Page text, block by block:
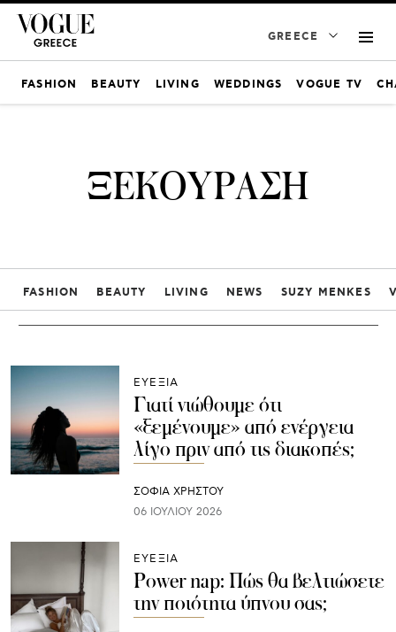
GREECE
FASHION BEAUTY LIVING WEDDINGS VOGUE TV
ΞΕΚΟΥΡΑΣΗ
FASHION BEAUTY LIVING NEWS SUZY MENKES
ΕΥΕΞΙΑ
Γιατί νιώθουμε ότι
«ξεμένουμε» από ενέργεια
λίγο πριν από τις διακοπές;
ΣΟΦΙΑ ΧΡΗΣΤΟΥ
06 ΙΟΥΛΊΟΥ 2026
ΕΥΕΞΙΑ
Power nap: Πώς θα βελτιώσετε
την ποιότητα ύπνου σας;